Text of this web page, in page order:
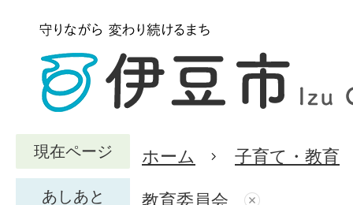
現在ページ ホーム 子育て・教育
あしあと 教育委員会